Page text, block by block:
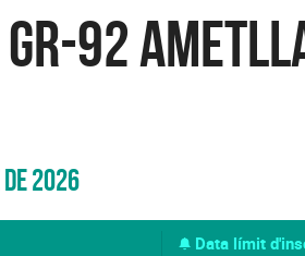
92
2026
Data límit